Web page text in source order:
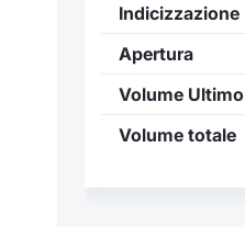
Indicizzazione
Apertura
Volume Ultimo
Volume totale